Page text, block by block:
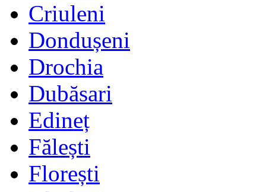
Criuleni
Dondușeni
Drochia
Dubăsari
Edineț
Fălești
Florești